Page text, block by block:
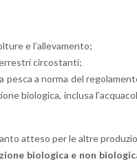
e l’al­le­va­men­to;
cir­co­stan­ti;
a norma del
bio­lo­g­i­ca, in­clu­sa
at­te­so per le altre
bio­lo­g­i­ca e non